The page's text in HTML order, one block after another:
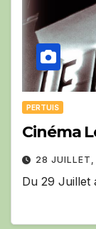
PERTUIS
Cinéma
28
Du 29 Juillet